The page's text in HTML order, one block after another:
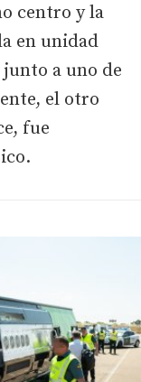
centro y la
en unidad
a uno de
el otro
fue